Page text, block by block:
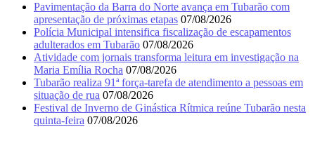
Pavimentação da Barra do Norte avança em Tubarão com
apresentação de próximas etapas 07/08/2026
Polícia Municipal intensifica fiscalização de escapamentos
adulterados em Tubarão 07/08/2026
Atividade com jornais transforma leitura em investigação na
Maria Emília Rocha 07/08/2026
Tubarão realiza 91ª força-tarefa de atendimento a pessoas em
situação de rua 07/08/2026
Festival de Inverno de Ginástica Rítmica reúne Tubarão nesta
quinta-feira 07/08/2026